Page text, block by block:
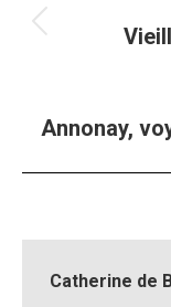
album
Annonay,
Catherine de